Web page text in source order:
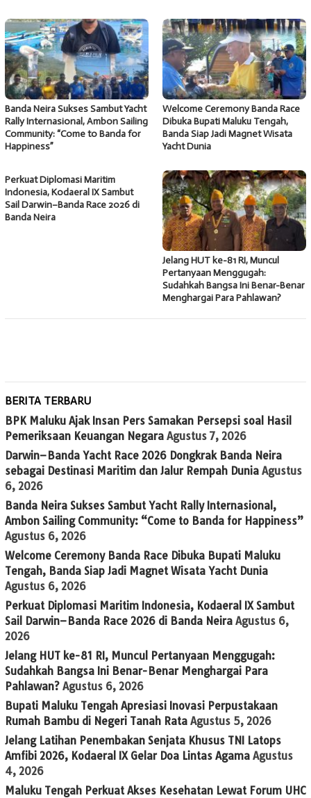
Banda Neira Sukses Sambut Yacht
Rally Internasional, Ambon Sailing
Community: “Come to Banda for
Happiness”
Welcome Ceremony Banda Race
Dibuka Bupati Maluku Tengah,
Banda Siap Jadi Magnet Wisata
Yacht Dunia
Perkuat Diplomasi Maritim
Indonesia, Kodaeral IX Sambut
Sail Darwin–Banda Race 2026 di
Banda Neira
Jelang HUT ke-81 RI, Muncul
Pertanyaan Menggugah:
Sudahkah Bangsa Ini Benar-Benar
Menghargai Para Pahlawan?
BERITA TERBARU
BPK Maluku Ajak Insan Pers Samakan Persepsi soal Hasil
Pemeriksaan Keuangan Negara Agustus 7, 2026
Darwin–Banda Yacht Race 2026 Dongkrak Banda Neira
sebagai Destinasi Maritim dan Jalur Rempah Dunia Agustus
6, 2026
Banda Neira Sukses Sambut Yacht Rally Internasional,
Ambon Sailing Community: “Come to Banda for Happiness”
Agustus 6, 2026
Welcome Ceremony Banda Race Dibuka Bupati Maluku
Tengah, Banda Siap Jadi Magnet Wisata Yacht Dunia
Agustus 6, 2026
Perkuat Diplomasi Maritim Indonesia, Kodaeral IX Sambut
Sail Darwin–Banda Race 2026 di Banda Neira Agustus 6,
2026
Jelang HUT ke-81 RI, Muncul Pertanyaan Menggugah:
Sudahkah Bangsa Ini Benar-Benar Menghargai Para
Pahlawan? Agustus 6, 2026
Bupati Maluku Tengah Apresiasi Inovasi Perpustakaan
Rumah Bambu di Negeri Tanah Rata Agustus 5, 2026
Jelang Latihan Penembakan Senjata Khusus TNI Latops
Amfibi 2026, Kodaeral IX Gelar Doa Lintas Agama Agustus
4, 2026
Maluku Tengah Perkuat Akses Kesehatan Lewat Forum UHC